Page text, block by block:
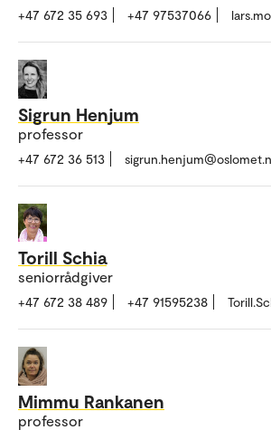
+47 672 35 693 +47 97537066
Sigrun Henjum
professor
+47 672 36 513
Torill Schia
seniorrådgiver
+47 672 38 489 +47 91595238
Mimmu Rankanen
professor